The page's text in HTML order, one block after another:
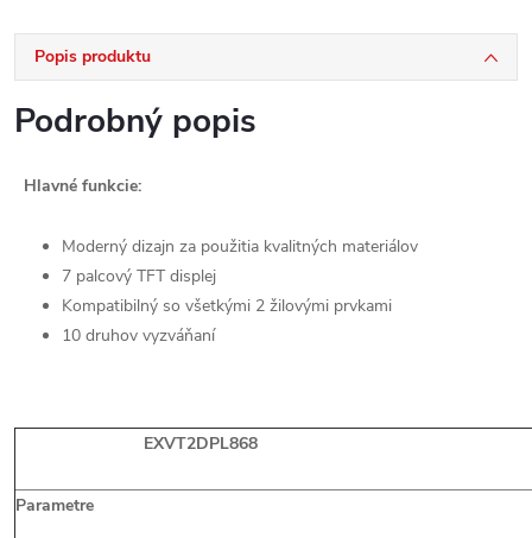
Popis produktu
Podrobný popis
Hlavné funkcie:
Moderný dizajn za použitia kvalitných materiálov
7 palcový TFT displej
Kompatibilný so všetkými 2 žilovými prvkami
10 druhov vyzváňaní
EXVT2DPL868
Parametre